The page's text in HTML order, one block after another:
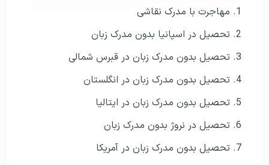
مهاجرت با مدرک نقاشی
تحصیل در اسپانیا بدون مدرک زبان
تحصیل بدون مدرک زبان در قبرس شمالی
تحصیل بدون مدرک زبان در انگلستان
تحصیل بدون مدرک زبان در ایتالیا
تحصیل در نروژ بدون مدرک زبان
تحصیل بدون مدرک زبان در آمریکا